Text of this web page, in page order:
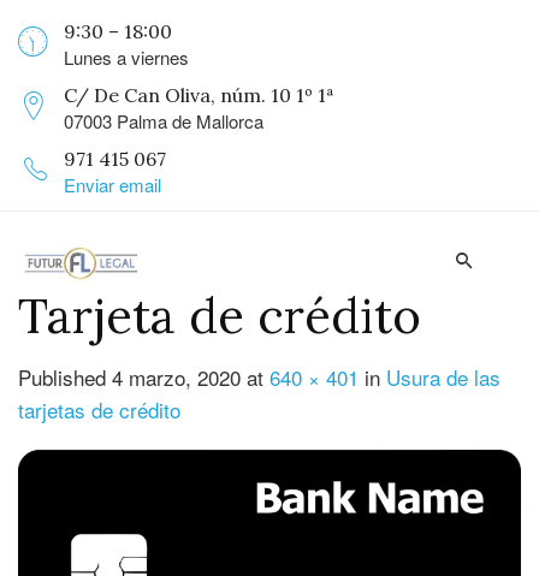
9:30 – 18:00
Lunes a viernes
C/ De Can Oliva, núm. 10 1º 1ª
07003 Palma de Mallorca
971 415 067
Enviar email
Tarjeta de crédito
Published 4 marzo, 2020 at 640 × 401 in Usura de las
tarjetas de crédito